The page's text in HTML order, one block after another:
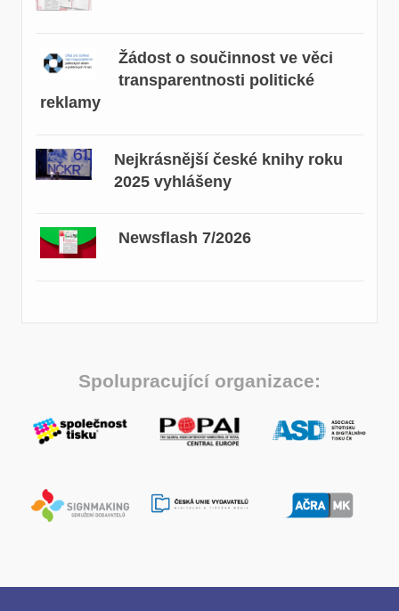
Žádost o součinnost ve věci
transparentnosti politické
reklamy
Nejkrásnější české knihy roku
2025 vyhlášeny
Newsflash 7/2026
Spolupracující organizace: